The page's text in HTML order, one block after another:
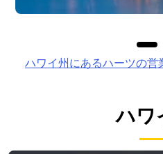
ハワイ州にあるハーツの営
ハワ